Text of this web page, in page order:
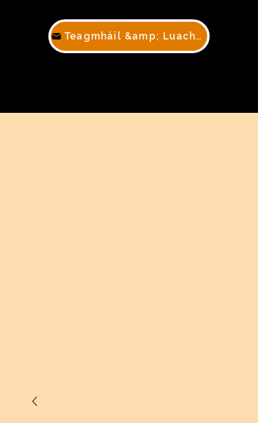
Teagmháil &amp; Luachan